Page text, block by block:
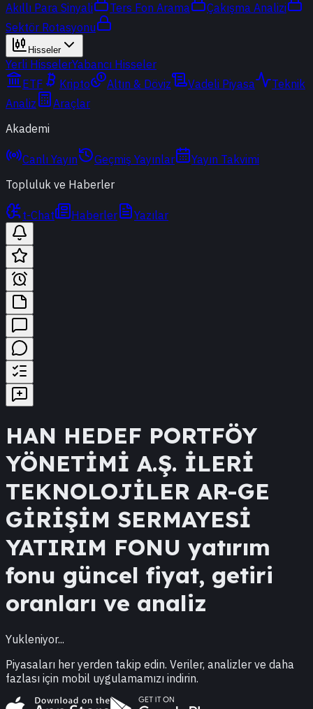
Akıllı Para Sinyali
Ters Fon Arama
Çakışma Analizi
Sektör Rotasyonu
Hisseler
Yerli HisselerYabancı Hisseler
ETF
Kripto Altın & Döviz Vadeli Piyasa
Teknik
Analiz
Araçlar
Akademi
Canlı Yayın Geçmiş Yayınlar
Yayın Takvimi
Topluluk ve Haberler
t-Chat Haberler Yazılar
HAN HEDEF PORTFÖY
YÖNETİMİ A.Ş. İLERİ
TEKNOLOJİLER AR-GE
GİRİŞİM SERMAYESİ
YATIRIM FONU yatırım
fonu güncel fiyat, getiri
oranları ve analiz
Yukleniyor...
Piyasaları her yerden takip edin. Veriler, analizler ve daha
fazlası için mobil uygulamamızı indirin.